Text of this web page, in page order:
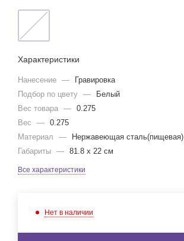
Характеристики
Нанесение —
Гравировка
Подбор по цвету —
Белый
Вес товара — 0.275
Вес
— 0.275
Материал
—
Нержавеющая сталь(пищевая)
Габариты — 81.8 х 22 см
Все характеристики
Нет в наличии